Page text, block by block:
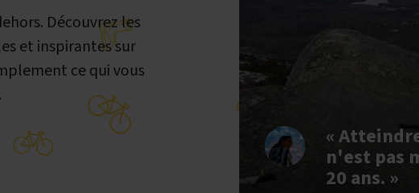
Découvrez les
et inspirantes sur
ce qui vous
«
n'est pas
20 ans. »